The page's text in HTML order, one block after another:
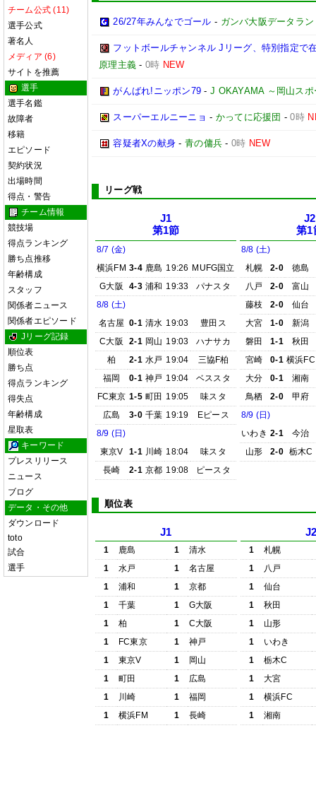
チーム公式 (11)
選手公式
著名人
メディア (6)
サイトを推薦
選手
選手名鑑
故障者
移籍
エピソード
契約状況
出場時間
得点・警告
チーム情報
競技場
得点ランキング
勝ち点推移
年齢構成
スタッフ
関係者ニュース
関係者エピソード
Jリーグ記録
順位表
勝ち点
得点ランキング
得失点
年齢構成
星取表
キーワード
プレスリリース
ニュース
ブログ
データ・その他
ダウンロード
toto
試合
選手
26/27年みんなでゴール - ガンバ大阪データラ
フットボールチャンネル Jリーグ、特別指定で
原理主義 - 0時 NEW
がんばれ!ニッポン79 -J OKAYAMA ～岡山ス
スーパーエルニーニョ - かってに応援団 -0時
容疑者Xの献身 - 青の傭兵 - 0時 NEW
リーグ戦
J1
第1節
8/7 (金)
横浜FM 3-4 鹿島 19:26 MUFG国立
G大阪
4-3 浦和 19:33
パナスタ
8/8 (土)
名古屋 0-1 清水 19:03
豊田ス
C大阪
2-1 岡山 19:03
ハナサカ
柏
2-1 水戸 19:04
三協F柏
福岡
0-1 神戸 19:04
ベススタ
FC東京 1-5 町田 19:05
味スタ
広島
3-0 千葉 19:19
Eピース
8/9 (日)
東京V
1-1 川崎 18:04
味スタ
長崎
2-1 京都 19:08 ピースタ
J2
第1
8/8 (土)
札幌
2-0
徳島
八戸
2-0
富山
藤枝
2-0
仙台
大宮
1-0
新潟
磐田
1-1
秋田
宮崎
0-1 横浜FC
大分
0-1
湘南
鳥栖
2-0
甲府
8/9 (日)
いわき 2-1
今治
山形
2-0 栃木C
順位表
J1
1 鹿島 1
清水
1
水戸 1
名古屋
1
浦和 1
京都
1
千葉 1
G大阪
1
柏 1
C大阪
1
FC東京 1
神戸
1
東京V 1
岡山
1
町田 1
広島
1
川崎 1
福岡
1
横浜FM 1 長崎
1
札幌
1
八戸
1
仙台
1
秋田
1
山形
1
いわき
1
栃木C
1
大宮
1
横浜FC
1
湘南